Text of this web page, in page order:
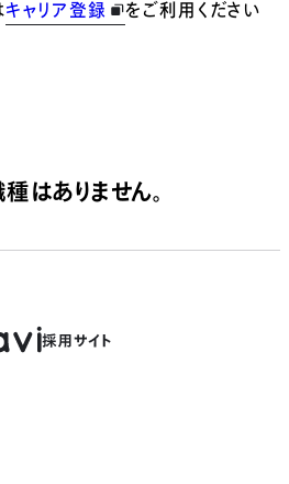
キャリア登録 をご利用ください
はありません。